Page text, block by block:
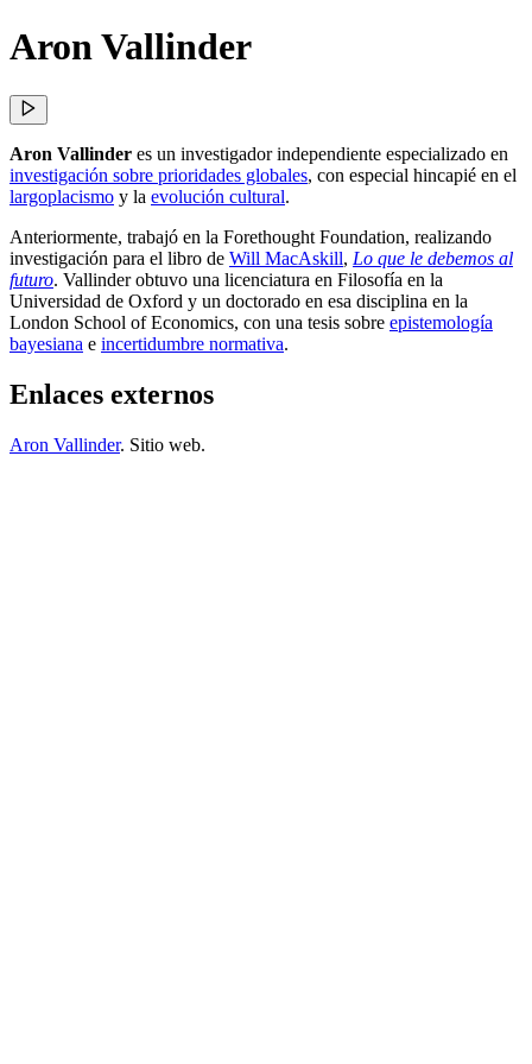
Aron Vallinder
Aron Vallinder es un investigador independiente especializado en
investigación sobre prioridades globales, con especial hincapié en el
largoplacismo y la evolución cultural.
Anteriormente, trabajó en la Forethought Foundation, realizando
investigación para el libro de Will MacAskill, Lo que le debemos al
futuro. Vallinder obtuvo una licenciatura en Filosofía en la
Universidad de Oxford y un doctorado en esa disciplina en la
London School of Economics, con una tesis sobre epistemología
bayesiana e incertidumbre normativa.
Enlaces externos
Aron Vallinder. Sitio web.